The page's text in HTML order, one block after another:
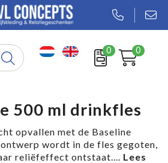
0 0
500 ml drinkfles
opvallen met de Baseline
wordt in de fles gegoten,
reliëfeffect ontstaat....